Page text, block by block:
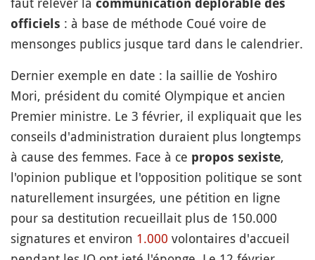
communication déplorable des
officiels : à base de méthode Coué voire de
mensonges publics jusque tard dans le calendrier.
Dernier exemple en date : la saillie de Yoshiro
Mori, président du comité Olympique et ancien
Premier ministre. Le 3 février, il expliquait que les
conseils d'administration duraient plus longtemps
à cause des femmes. Face à ce propos sexiste,
l'opinion publique et l'opposition politique se sont
naturellement insurgées, une pétition en ligne
pour sa destitution recueillait plus de 150.000
signatures et environ 1.000 volontaires d'accueil